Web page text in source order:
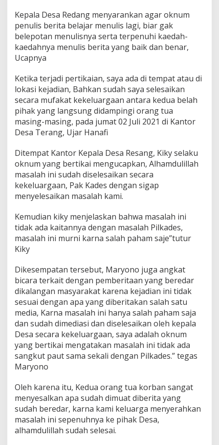
a
n
y
B
a
n
M
a
s
a
a
P
i
l
k
a
d
s
Kepala Desa Redang menyarankan agar oknum
penulis berita belajar menulis lagi, biar gak
belepotan menulisnya serta terpenuhi kaedah-
kaedahnya menulis berita yang baik dan benar,
Ucapnya
Ketika terjadi pertikaian, saya ada di tempat atau di
lokasi kejadian, Bahkan sudah saya selesaikan
secara mufakat kekeluargaan antara kedua belah
pihak yang langsung didampingi orang tua
masing-masing, pada jumat 02 Juli 2021 di Kantor
Desa Terang, Ujar Hanafi
Ditempat Kantor Kepala Desa Resang, Kiky selaku
oknum yang bertikai mengucapkan, Alhamdulillah
masalah ini sudah diselesaikan secara
kekeluargaan, Pak Kades dengan sigap
menyelesaikan masalah kami.
Kemudian kiky menjelaskan bahwa masalah ini
tidak ada kaitannya dengan masalah Pilkades,
masalah ini murni karna salah paham saje”tutur
Kiky
Dikesempatan tersebut, Maryono juga angkat
bicara terkait dengan pemberitaan yang beredar
dikalangan masyarakat karena kejadian ini tidak
sesuai dengan apa yang diberitakan salah satu
media, Karna masalah ini hanya salah paham saja
dan sudah dimediasi dan diselesaikan oleh kepala
Desa secara kekeluargaan, saya adalah oknum
yang bertikai mengatakan masalah ini tidak ada
sangkut paut sama sekali dengan Pilkades.” tegas
Maryono
Oleh karena itu, Kedua orang tua korban sangat
menyesalkan apa sudah dimuat diberita yang
sudah beredar, karna kami keluarga menyerahkan
masalah ini sepenuhnya ke pihak Desa,
alhamdulillah sudah selesai.